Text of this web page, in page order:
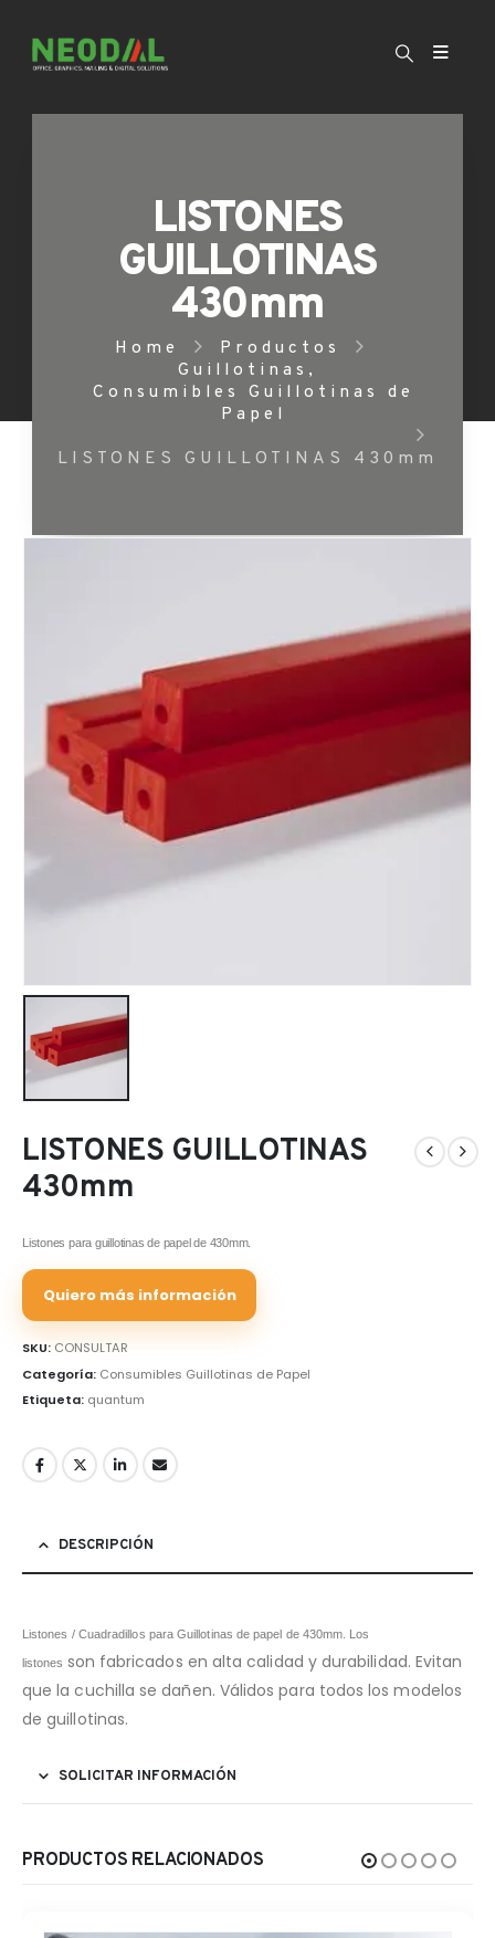
LISTONES
GUILLOTINAS
430mm
Home
Productos
Guillotinas ,
Consumibles Guillotinas de
Papel
LISTONES GUILLOTINAS 430mm
LISTONES GUILLOTINAS
430mm
Listones para guillotinas de papel de 430mm.
Quiero más información
SKU: CONSULTAR
Categoría: Consumibles Guillotinas de Papel
Etiqueta: quantum
DESCRIPCIÓN
Listones / Cuadradillos para Guillotinas de papel de 430mm. Los
listones son fabricados en alta calidad y durabilidad. Evitan
que la cuchilla se dañen. Válidos para todos los modelos
de guillotinas.
SOLICITAR INFORMACIÓN
PRODUCTOS RELACIONADOS